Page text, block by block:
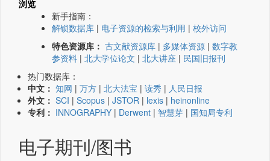
浏览
新手指南：
解锁数据库 | 电子资源的检索与利用 | 校外访问
特色资源库： 古文献资源库 | 多媒体资源 | 数字教
参资料 | 北大学位论文 | 北大讲座 | 民国旧报刊
热门数据库：
中文： 知网 | 万方 | 北大法宝 | 读秀 | 人民日报
外文： SCI | Scopus | JSTOR | lexis | heinonline
专利： INNOGRAPHY | Derwent | 智慧芽 | 国知局专利
电子期刊/图书